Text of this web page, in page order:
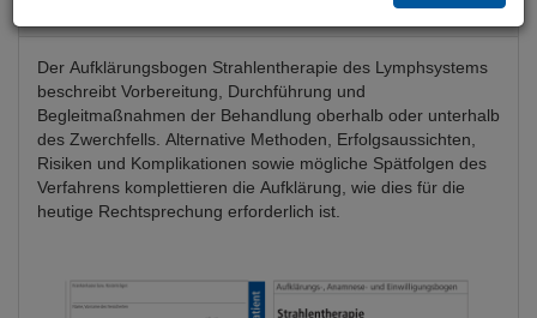
Der Aufklärungsbogen Strahlentherapie des Lymphsystems
beschreibt Vorbereitung, Durchführung und
Begleitmaßnahmen der Behandlung oberhalb oder unterhalb
des Zwerchfells. Alternative Methoden, Erfolgsaussichten,
Risiken und Komplikationen sowie mögliche Spätfolgen des
Verfahrens komplettieren die Aufklärung, wie dies für die
heutige Rechtsprechung erforderlich ist.